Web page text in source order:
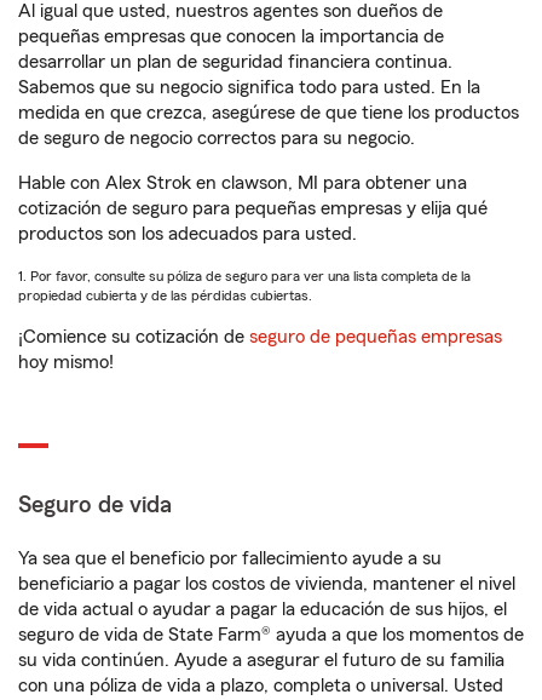
Al igual que usted, nuestros agentes son dueños de
pequeñas empresas que conocen la importancia de
desarrollar un plan de seguridad financiera continua.
Sabemos que su negocio significa todo para usted. En la
medida en que crezca, asegúrese de que tiene los productos
de seguro de negocio correctos para su negocio.
Hable con Alex Strok en clawson, MI para obtener una
cotización de seguro para pequeñas empresas y elija qué
productos son los adecuados para usted.
1. Por favor, consulte su póliza de seguro para ver una lista completa de la
propiedad cubierta y de las pérdidas cubiertas.
¡Comience su cotización de seguro de pequeñas empresas
hoy mismo!
Seguro de vida
Ya sea que el beneficio por fallecimiento ayude a su
beneficiario a pagar los costos de vivienda, mantener el nivel
de vida actual o ayudar a pagar la educación de sus hijos, el
seguro de vida de State Farm® ayuda a que los momentos de
su vida continúen. Ayude a asegurar el futuro de su familia
con una póliza de vida a plazo, completa o universal. Usted